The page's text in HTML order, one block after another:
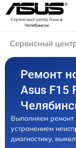
Сервисный центр Asusв
Челябинске
Сервисный
Ремонт
Asus F15
Выполняем ремонт
устранением
диагностику,